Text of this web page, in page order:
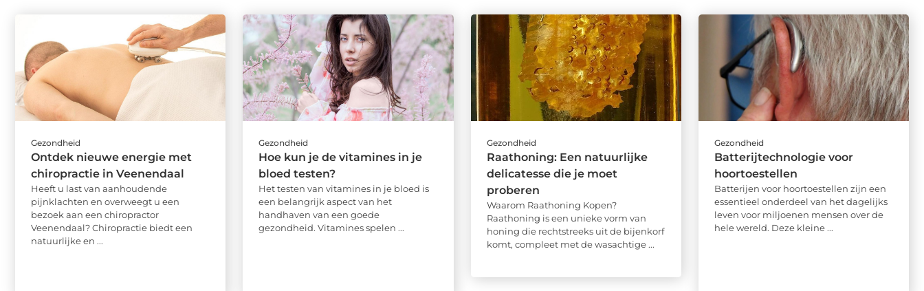
Gezondheid
Ontdek nieuwe energie met
chiropractie in Veenendaal
Heeft u last van aanhoudende
pijnklachten en overweegt u een
bezoek aan een chiropractor
Veenendaal? Chiropractie biedt een
natuurlijke en ...
Gezondheid
Hoe kun je de vitamines in je
bloed testen?
Het testen van vitamines in je bloed is
een belangrijk aspect van het
handhaven van een goede
gezondheid. Vitamines spelen ...
Gezondheid
Raathoning: Een natuurlijke
delicatesse die je moet
proberen
Waarom Raathoning Kopen?
Raathoning is een unieke vorm van
honing die rechtstreeks uit de bijenkorf
komt, compleet met de wasachtige ...
Gezondheid
Batterijtechnologie voor
hoortoestellen
Batterijen voor hoortoestellen zijn een
essentieel onderdeel van het dagelijks
leven voor miljoenen mensen over de
hele wereld. Deze kleine ...